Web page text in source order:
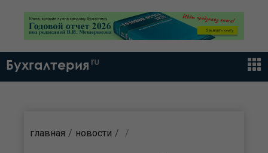
Бухгалтерия ru
главная новости